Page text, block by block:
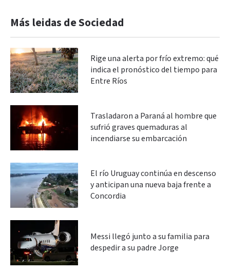
Más leidas de Sociedad
Rige una alerta por frío extremo: qué
indica el pronóstico del tiempo para
Entre Ríos
Trasladaron a Paraná al hombre que
sufrió graves quemaduras al
incendiarse su embarcación
El río Uruguay continúa en descenso
y anticipan una nueva baja frente a
Concordia
Messi llegó junto a su familia para
despedir a su padre Jorge